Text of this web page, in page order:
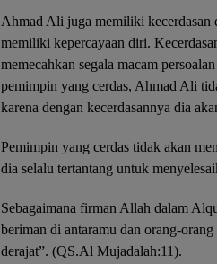
Ahmad Ali juga memiliki kecerdasan
memiliki kepercayaan diri.
memecahkan segala macam
pemimpin yang cerdas, Ahmad Ali
karena dengan kecerdasannya dia
Pemimpin yang cerdas tidak akan
dia selalu tertantang untuk
Sebagaimana firman Allah dalam
beriman di antaramu dan orang-
derajat”. (QS.Al Mujadalah:11).